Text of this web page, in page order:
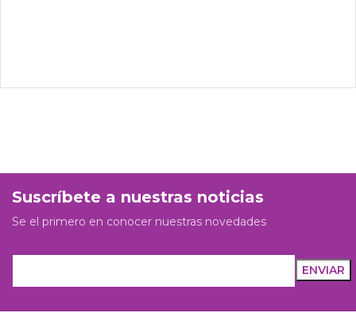
Suscríbete a nuestras noticias
Se el primero en conocer nuestras novedades